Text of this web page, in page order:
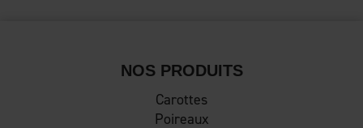
NOS PRODUITS
Carottes
Poireaux